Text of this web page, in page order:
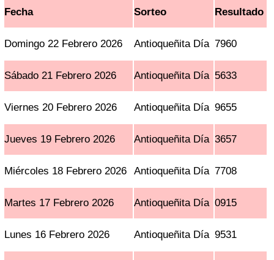
Fecha Sorteo Resultado
Domingo 22 Febrero 2026 Antioqueñita Día 7960
Sábado 21 Febrero 2026 Antioqueñita Día 5633
Viernes 20 Febrero 2026 Antioqueñita Día 9655
Jueves 19 Febrero 2026 Antioqueñita Día 3657
Miércoles 18 Febrero 2026 Antioqueñita Día 7708
Martes 17 Febrero 2026 Antioqueñita Día 0915
Lunes 16 Febrero 2026 Antioqueñita Día 9531